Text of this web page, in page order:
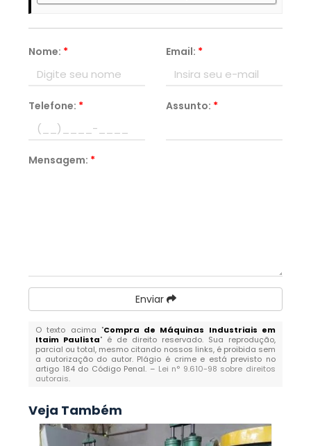
Nome: * Email: *
Telefone: * Assunto: *
Mensagem: *
Enviar
O texto acima "Compra de Máquinas Industriais em
Itaim Paulista" é de direito reservado. Sua reprodução,
parcial ou total, mesmo citando nossos links, é proibida sem
a autorização do autor. Plágio é crime e está previsto no
artigo 184 do Código Penal. – Lei n° 9.610-98 sobre direitos
autorais.
Veja Também